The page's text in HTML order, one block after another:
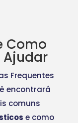
Como
Ajudar
Frequentes
encontrará
comuns
e como